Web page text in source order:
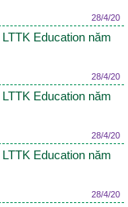
28/4/20
Education năm
28/4/20
Education năm
28/4/20
Education năm
28/4/20